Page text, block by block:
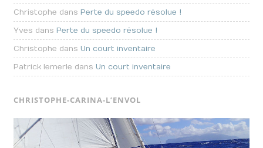
Christophe dansPerte du speedo résolue !
Yves dansPerte du speedo résolue !
Christophe dansUn court inventaire
Patrick lemerle dansUn court inventaire
CHRISTOPHE-CARINA-L’ENVOL